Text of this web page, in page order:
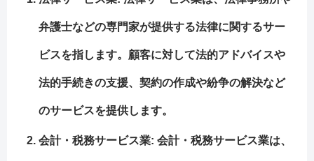
弁護士などの専門家が提供する法律に関するサー
ビスを指します。顧客に対して法的アドバイスや
法的手続きの支援、契約の作成や紛争の解決など
のサービスを提供します。
会計・税務サービス業: 会計・税務サービス業は、